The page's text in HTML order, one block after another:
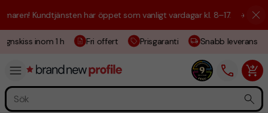
Kundtjänsten har öppet som vanligt vardagar kl. 8–17. ☀️ Vi är
inom 1 h Fri offert Prisgaranti Snabb leverans